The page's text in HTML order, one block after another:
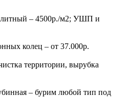
– 4500р./м2; УШП и
колец – от 37.000р.
территории, вырубка
– бурим любой тип под